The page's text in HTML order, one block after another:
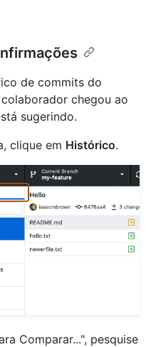
de commits do
chegou ao
sugerindo.
clique em Histórico.
Comparar...", pesquise